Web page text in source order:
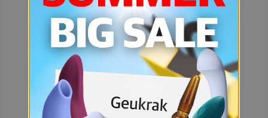
예상치 못한 에러입니다.